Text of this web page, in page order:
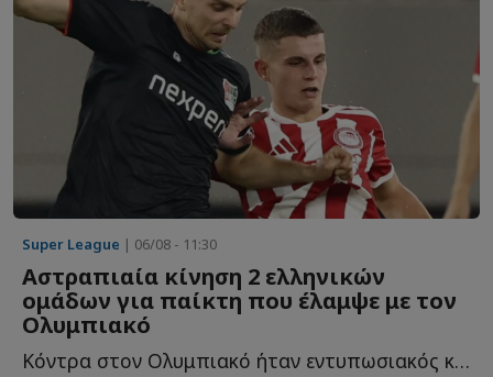
Super League | 06/08 - 11:30
Αστραπιαία κίνηση 2 ελληνικών
ομάδων για παίκτη που έλαμψε με τον
Ολυμπιακό
Κόντρα στον Ολυμπιακό ήταν εντυπωσιακός και ήδη δύο ε...